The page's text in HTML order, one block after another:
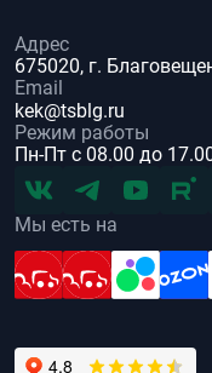
Адрес
675020, г.
Email
kek@tsblg.ru
Режим работы
Пн-Пт с 08.00 до
Мы есть на